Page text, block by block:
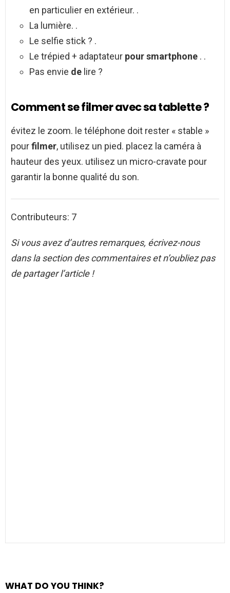
en particulier en extérieur. .
La lumière. .
Le selfie stick ? .
Le trépied + adaptateur pour smartphone . .
Pas envie de lire ?
Comment se filmer avec sa tablette ?
évitez le zoom. le téléphone doit rester « stable »
pourfilmer, utilisez un pied. placez la caméra à
hauteur des yeux. utilisez un micro-cravate pour
garantir la bonne qualité du son.
Contributeurs: 7
Si vous avez d’autres remarques, écrivez-nous
dans la section des commentaires et n’oubliez pas
de partager l’article !
WHAT DO YOU THINK?